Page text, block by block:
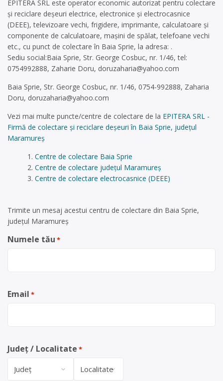
EPITERA SRL este operator economic autorizat pentru colectare
și reciclare deșeuri electrice, electronice și electrocasnice
(DEEE), televizoare vechi, frigidere, imprimante, calculatoare și
componente de calculatoare, mașini de spălat, telefoane vechi
etc., cu punct de colectare în Baia Sprie, la adresa: .
Sediu social:Baia Sprie, Str. George Cosbuc, nr. 1/46, tel:
0754992888, Zaharie Doru, doruzaharia@yahoo.com
Baia Sprie, Str. George Cosbuc, nr. 1/46, 0754-992888, Zaharia
Doru, doruzaharia@yahoo.com
Vezi mai multe puncte/centre de colectare de la EPITERA SRL -
Firmă de colectare și reciclare deșeuri în Baia Sprie, județul
Maramureș
Centre de colectare Baia Sprie
Centre de colectare județul Maramureș
Centre de colectare electrocasnice (DEEE)
Trimite un mesaj acestui centru de colectare din Baia Sprie,
județul Maramureș
Numele tău *
Email *
Județ / Localitate *